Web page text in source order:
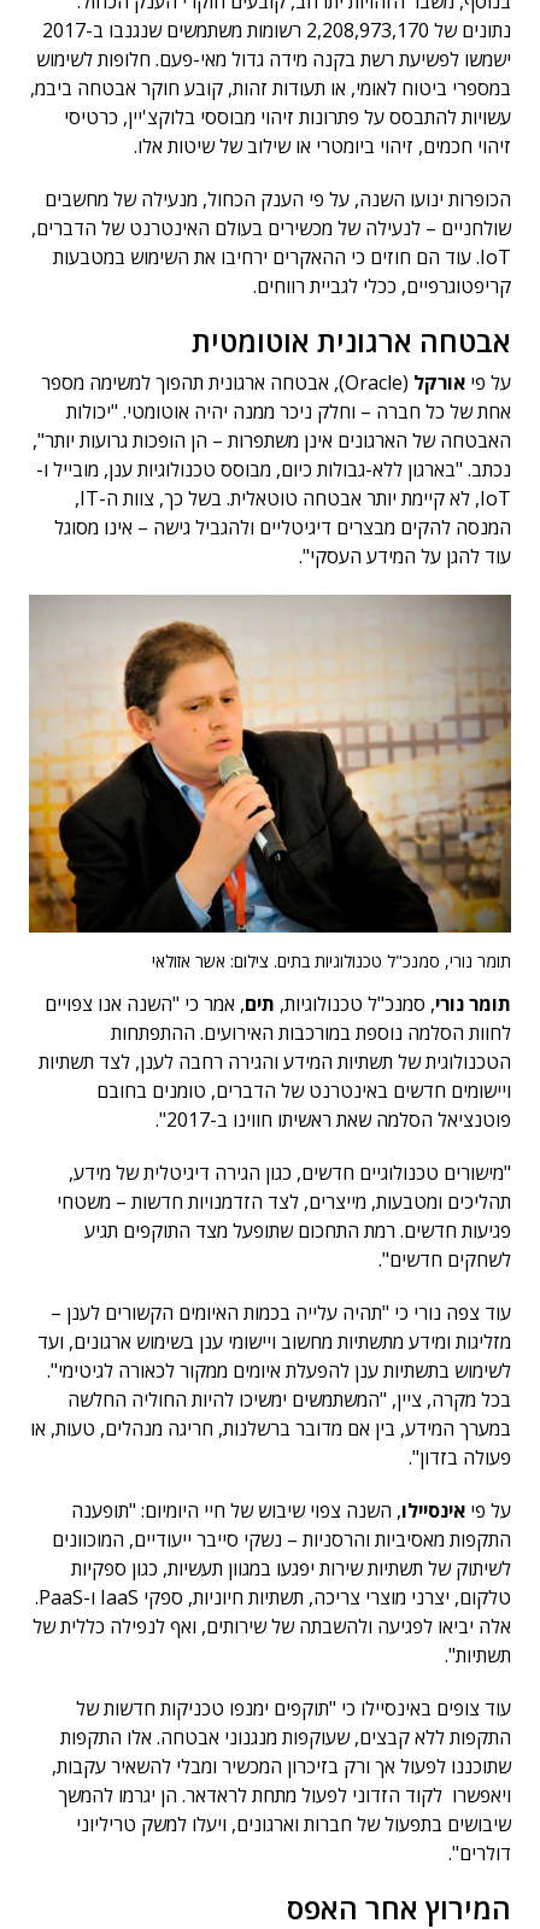
נתונים של 2,208,973,170 רשומות משתמשים שנגנבו ב-2017
ישמשו לפשיעת רשת בקנה מידה גדול מאי-פעם. חלופות לשימוש
במספרי ביטוח לאומי, או תעודות זהות, קובע חוקר אבטחה ביבמ,
עשויות להתבסס על פתרונות זיהוי מבוססי בלוקצ'יין, כרטיסי
זיהוי חכמים, זיהוי ביומטרי או שילוב של שיטות אלו.
הכופרות ינועו השנה, על פי הענק הכחול, מנעילה של מחשבים
שולחניים – לנעילה של מכשירים בעולם האינטרנט של הדברים,
IoT. עוד הם חוזים כי ההאקרים ירחיבו את השימוש במטבעות
קריפטוגרפיים, ככלי לגביית רווחים.
אבטחה ארגונית אוטומטית
על פי אורקל
(Oracle), אבטחה ארגונית תהפוך למשימה מספר
אחת של כל חברה – וחלק ניכר ממנה יהיה אוטומטי. "יכולות
האבטחה של הארגונים אינן משתפרות – הן הופכות גרועות יותר",
נכתב. "בארגון ללא-גבולות כיום, מבוסס טכנולוגיות ענן, מובייל ו-
IoT, לא קיימת יותר אבטחה טוטאלית. בשל כך, צוות ה-IT,
המנסה להקים מבצרים דיגיטליים ולהגביל גישה – אינו מסוגל
עוד להגן על המידע העסקי".
תומר נורי, סמנכ"ל טכנולוגיות בתים. צילום: אשר אזולאי
תומר נורי, סמנכ"ל טכנולוגיות, תים, אמר כי "השנה אנו צפויים
לחוות הסלמה נוספת במורכבות האירועים. ההתפתחות
הטכנולוגית של תשתיות המידע והגירה רחבה לענן, לצד תשתיות
ויישומים חדשים באינטרנט של הדברים, טומנים בחובם
פוטנציאל הסלמה שאת ראשיתו חווינו ב-2017".
"מישורים טכנולוגיים חדשים, כגון הגירה דיגיטלית של מידע,
תהליכים ומטבעות, מייצרים, לצד הזדמנויות חדשות – משטחי
פגיעות חדשים. רמת התחכום שתופעל מצד התוקפים תגיע
לשחקים חדשים".
עוד צפה נורי כי "תהיה עלייה בכמות האיומים הקשורים לענן –
מזליגות ומידע מתשתיות מחשוב ויישומי ענן בשימוש ארגונים, ועד
לשימוש בתשתיות ענן להפעלת איומים ממקור לכאורה לגיטימי".
בכל מקרה, ציין, "המשתמשים ימשיכו להיות החוליה החלשה
במערך המידע, בין אם מדובר ברשלנות, חריגה מנהלים, טעות, או
פעולה בזדון".
על פי אינסיילו, השנה צפוי שיבוש של חיי היומיום: "תופענה
התקפות מאסיביות והרסניות – נשקי סייבר ייעודיים, המוכוונים
לשיתוק של תשתיות שירות יפגעו במגוון תעשיות, כגון ספקיות
טלקום, יצרני מוצרי צריכה, תשתיות חיוניות, ספקי IaaS ו-PaaS.
אלה יביאו לפגיעה ולהשבתה של שירותים, ואף לנפילה כללית של
תשתיות".
עוד צופים באינסיילו כי "תוקפים ימנפו טכניקות חדשות של
התקפות ללא קבצים, שעוקפות מנגנוני אבטחה. אלו התקפות
שתוכננו לפעול אך ורק בזיכרון המכשיר ומבלי להשאיר עקבות,
ויאפשרו לקוד הזדוני לפעול מתחת לראדאר. הן יגרמו להמשך
שיבושים בתפעול של חברות וארגונים, ויעלו למשק טריליוני
דולרים".
המירוץ אחר האפס